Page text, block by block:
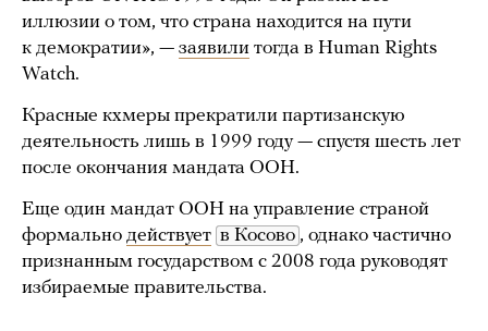
иллюзии о том, что страна находится на пути
к демократии», — заявили тогда в Human Rights
Watch.
Красные кхмеры прекратили партизанскую
деятельность лишь в 1999 году — спустя шесть лет
после окончания мандата ООН.
Еще один мандат ООН на управление страной
формально действует в Косово , однако частично
признанным государством с 2008 года руководят
избираемые правительства.